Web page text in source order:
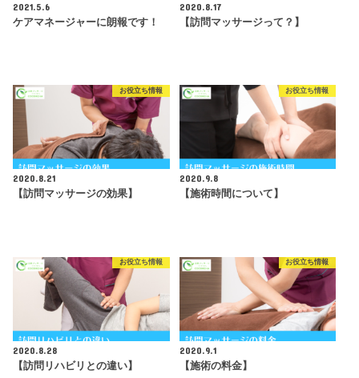
2021.5.6
ケアマネージャーに朗報です！
2020.8.17
【訪問マッサージって？】
お役立ち情報
2020.8.21
【訪問マッサージの効果】
お役立ち情報
2020.9.8
【施術時間について】
お役立ち情報
2020.8.28
【訪問リハビリとの違い】
お役立ち情報
2020.9.1
【施術の料金】